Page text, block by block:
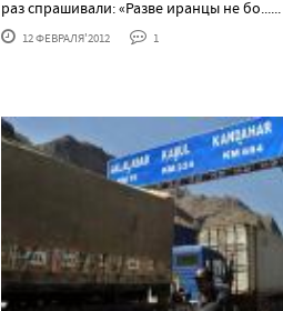
раз спрашивали: «Разве иранцы не бо......
12 ФЕВРАЛЯ'2012 1